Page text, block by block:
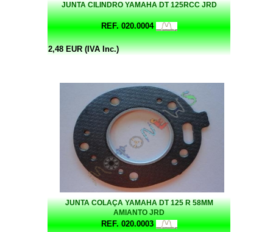
JUNTA CILINDRO YAMAHA DT 125RCC JRD
REF. 020.0004
2,48 EUR (IVA Inc.)
JUNTA COLAÇA YAMAHA DT 125 R 58MM
AMIANTO JRD
REF. 020.0003